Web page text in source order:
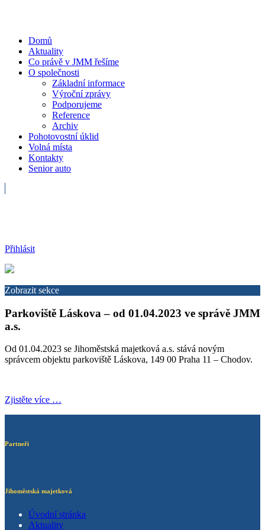
Domů
Aktuality
Co právě v JMM řešíme
O společnosti
Základní informace
Výroční zprávy
Podporujeme
Reference
Archiv
Pohotovostní úklid
Volná místa
Kontakty
Senior auto
Přihlásit
Zobrazit sekce
Parkoviště Láskova – od 01.04.2023 ve správě JMM
a.s.
Od 01.04.2023 se Jihoměstská majetková a.s. stává novým
správcem objektu parkoviště Láskova, 149 00 Praha 11 – Chodov.
Zjistěte více …
Partneři
Jihoměstská majetková
Úvodní stránka
Aktuality